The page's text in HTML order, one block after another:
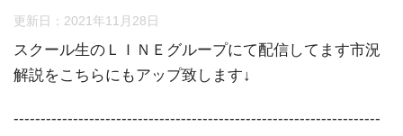
更新日： 2021年11月28日
スクール生のＬＩＮＥグループにて配信してます市況
解説をこちらにもアップ致します↓
--------------------------------------------------------------------